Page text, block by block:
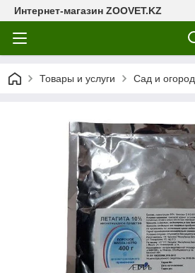
Интернет-магазин ZOOVET.KZ
Товары и услуги Сад и огород